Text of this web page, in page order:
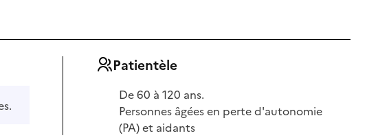
Patientèle
De 60 à 120 ans.
Personnes âgées en perte d'autonomie
(PA) et aidants